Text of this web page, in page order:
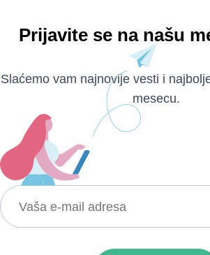
Prijavite se na našu
Slaćemo vam najnovije vesti i
mesecu.